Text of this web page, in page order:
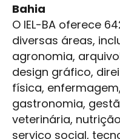
Bahia
O IEL-BA oferece
diversas áreas,
agronomia,
design gráfico,
física,
gastronomia,
veterinária,
serviço social,